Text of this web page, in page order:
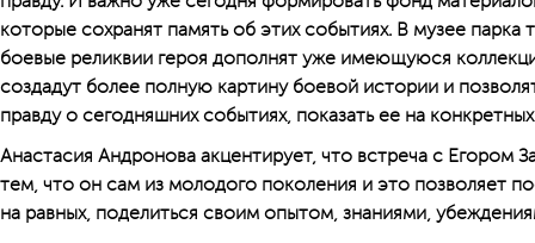
которые сохранят память об этих событиях. В музее парка
боевые реликвии героя дополнят уже имеющуюся
создадут более полную картину боевой истории и
правду о сегодняшних событиях, показать ее на
Анастасия Андронова акцентирует, что встреча с Егором
тем, что он сам из молодого поколения и это позволяет
на равных, поделиться своим опытом, знаниями,